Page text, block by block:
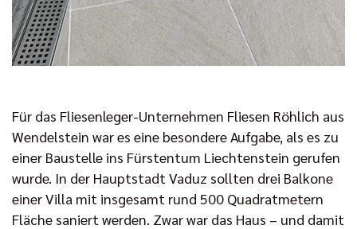
Für das Fliesenleger-Unternehmen Fliesen Röhlich aus
Wendelstein war es eine besondere Aufgabe, als es zu
einer Baustelle ins Fürstentum Liechtenstein gerufen
wurde. In der Hauptstadt Vaduz sollten drei Balkone
einer Villa mit insgesamt rund 500 Quadratmetern
Fläche saniert werden. Zwar war das Haus – und damit